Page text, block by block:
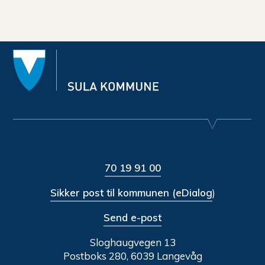
70 19 91 00
Sikker post til kommunen (eDialog)
Send e-post
Sloghaugvegen 13
Postboks 280, 6039 Langevåg